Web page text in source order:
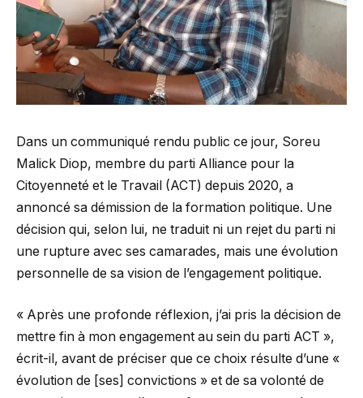
Dans un communiqué rendu public ce jour, Soreu
Malick Diop, membre du parti Alliance pour la
Citoyenneté et le Travail (ACT) depuis 2020, a
annoncé sa démission de la formation politique. Une
décision qui, selon lui, ne traduit ni un rejet du parti ni
une rupture avec ses camarades, mais une évolution
personnelle de sa vision de l’engagement politique.
« Après une profonde réflexion, j’ai pris la décision de
mettre fin à mon engagement au sein du parti ACT »,
écrit-il, avant de préciser que ce choix résulte d’une «
évolution de [ses] convictions » et de sa volonté de